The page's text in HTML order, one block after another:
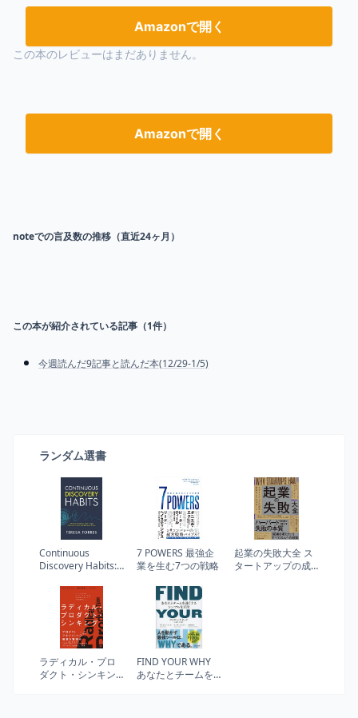
Amazonで開く
この本のレビューはまだありません。
Amazonで開く
noteでの言及数の推移（直近24ヶ月）
この本が紹介されている記事（1件）
今週読んだ9記事と読んだ本(12/29-1/5)
ランダム選書
Continuous
Discovery Habits:
that Create
Customer Value
and Business
Value
7 POWERS 最強企
業を生む7つの戦略
起業の失敗大全 ス
タートアップの成
ラディカル・プロ
ダクト・シンキン
FIND YOUR WHY
あなたとチームを